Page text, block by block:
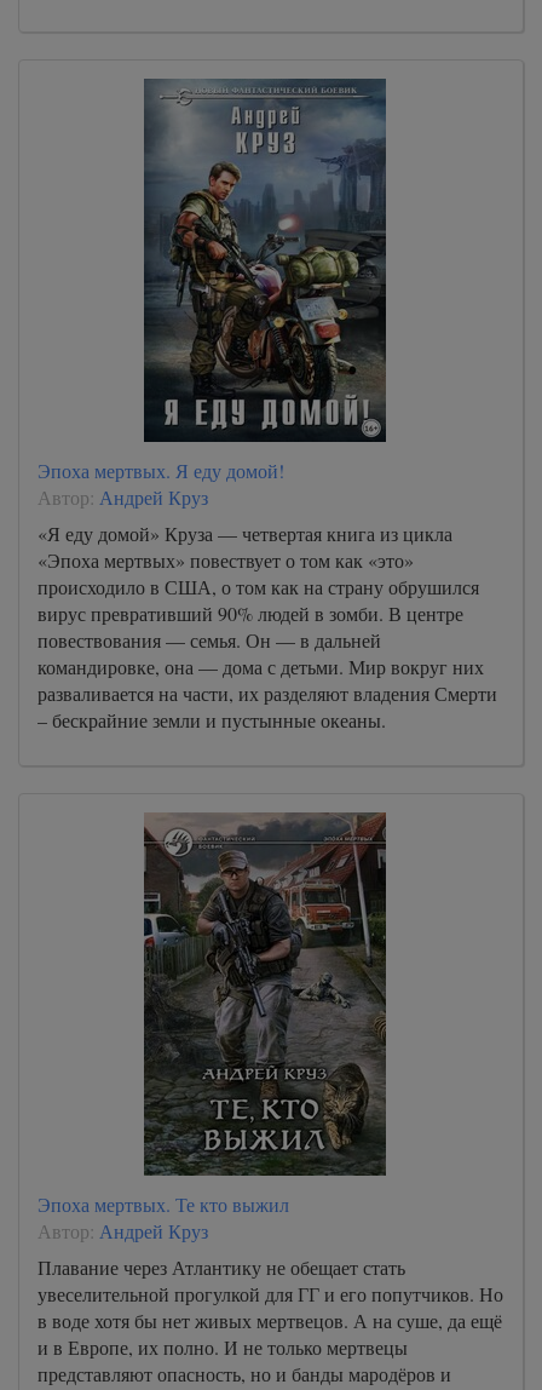
Эпоха мертвых. Я еду домой!
Автор: Андрей Круз
«Я еду домой» Круза — четвертая книга из цикла
«Эпоха мертвых» повествует о том как «это»
происходило в США, о том как на страну обрушился
вирус превративший 90% людей в зомби. В центре
повествования — семья. Он — в дальней
командировке, она — дома с детьми. Мир вокруг них
разваливается на части, их разделяют владения Смерти
– бескрайние земли и пустынные океаны.
Эпоха мертвых. Те кто выжил
Автор: Андрей Круз
Плавание через Атлантику не обещает стать
увеселительной прогулкой для ГГ и его попутчиков. Но
в воде хотя бы нет живых мертвецов. А на суше, да ещё
и в Европе, их полно. И не только мертвецы
представляют опасность, но и банды мародёров и